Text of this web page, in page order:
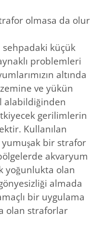
olmasa da olur
sehpadaki küçük
problemleri
altında
ve yükün
alabildiğinden
gerilimlerin
Kullanılan
bir strafor
akvaryum
yoğunlukta olan
almada
bir uygulama
olan straforlar